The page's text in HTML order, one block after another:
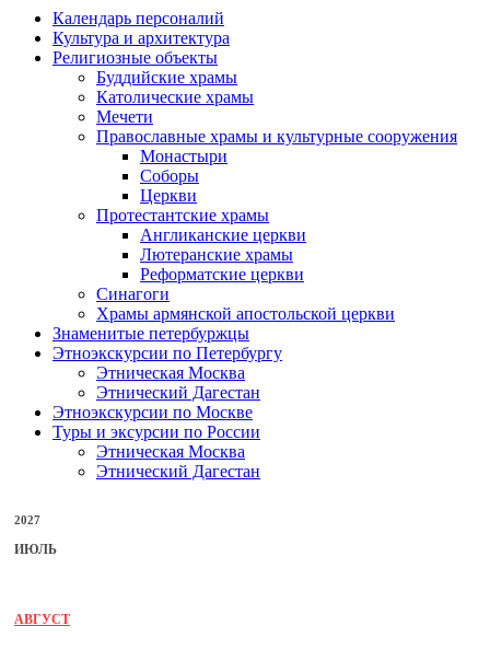
Календарь персоналий
Культура и архитектура
Религиозные объекты
Буддийские храмы
Католические храмы
Мечети
Православные храмы и культурные сооружения
Монастыри
Соборы
Церкви
Протестантские храмы
Англиканские церкви
Лютеранские храмы
Реформатские церкви
Синагоги
Храмы армянской апостольской церкви
Знаменитые петербуржцы
Этноэкскурсии по Петербургу
Этническая Москва
Этнический Дагестан
Этноэкскурсии по Москве
Туры и эксурсии по России
Этническая Москва
Этнический Дагестан
2027
ИЮЛЬ
АВГУСТ